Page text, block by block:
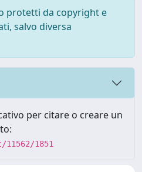
protetti da copyright e
salvo diversa
per citare o creare un
1851